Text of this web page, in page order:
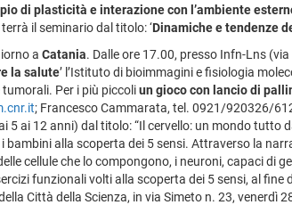
di plasticità e interazione con l’ambiente
il seminario dal titolo: ‘Dinamiche e tendenze
a Catania. Dalle ore 17.00, presso Infn-Lns
la salute’ l’Istituto di bioimmagini e fisiologia
Per i più piccoliun gioco con lancio di
; Francesco Cammarata, tel. 0921/920326/
5 ai 12 anni) dal titolo: “Il cervello: un mondo
bambini alla scoperta dei 5 sensi. Attraverso la
cellule che lo compongono, i neuroni, capaci
funzionali volti alla scoperta dei 5 sensi, al
Città della Scienza, in via Simeto n. 23, venerdì